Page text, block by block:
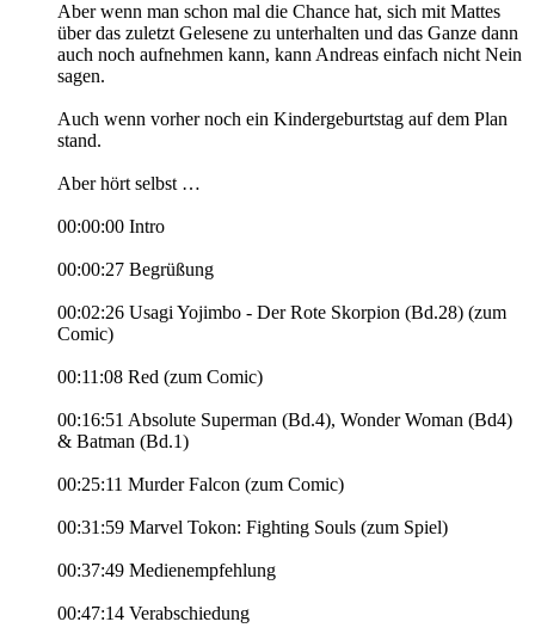
Aber wenn man schon mal die Chance hat, sich mit Mattes
über das zuletzt Gelesene zu unterhalten und das Ganze dann
auch noch aufnehmen kann, kann Andreas einfach nicht Nein
sagen.
Auch wenn vorher noch ein Kindergeburtstag auf dem Plan
stand.
Aber hört selbst …
00:00:00 Intro
00:00:27 Begrüßung
00:02:26 Usagi Yojimbo - Der Rote Skorpion (Bd.28) (zum
Comic)
00:11:08 Red (zum Comic)
00:16:51 Absolute Superman (Bd.4), Wonder Woman (Bd4)
& Batman (Bd.1)
00:25:11 Murder Falcon (zum Comic)
00:31:59 Marvel Tokon: Fighting Souls (zum Spiel)
00:37:49 Medienempfehlung
00:47:14 Verabschiedung